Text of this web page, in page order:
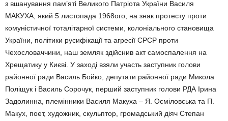
з вшанування пам’яті Великого Патріота України Василя
МАКУХА, який 5 листопада 1968ого, на знак протесту проти
комуністичної тоталітарної системи, колоніального становища
України, політики русифікації та агресії СРСР проти
Чехословаччини, наш земляк здійснив акт самоспалення на
Хрещатику у Києві. У заході взяли участь заступник голови
районної ради Василь Бойко, депутати районної ради Микола
Поліщук і Василь Сорочук, перший заступник голови РДА Ірина
Задолинна, племінники Василя Макуха – Я. Осміловська та П.
Макух, поет, художник, скульптор, громадський діяч Степан